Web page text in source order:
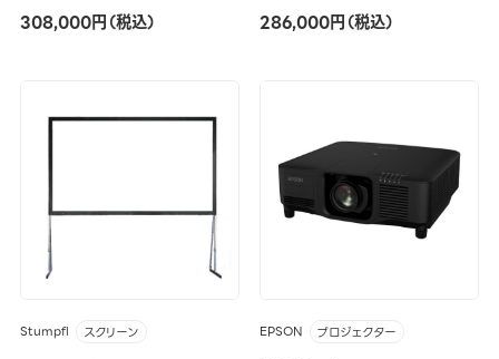
308,000円（税込） 286,000円（税込）
Stumpfl スクリーン EPSON プロジェクター